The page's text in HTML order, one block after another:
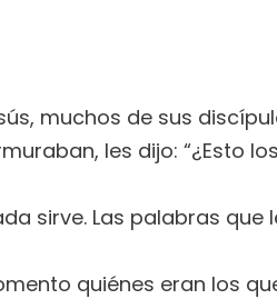
muchos de sus
les dijo: “¿Esto
sirve. Las palabras
quiénes eran los